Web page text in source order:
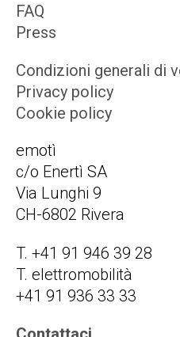
FAQ
Press
Condizioni generali di
Privacy policy
Cookie policy
emotì
c/o Enertì SA
Via Lunghi 9
CH-6802 Rivera
T. +41 91 946 39 28
T. elettromobilità
+41 91 936 33 33